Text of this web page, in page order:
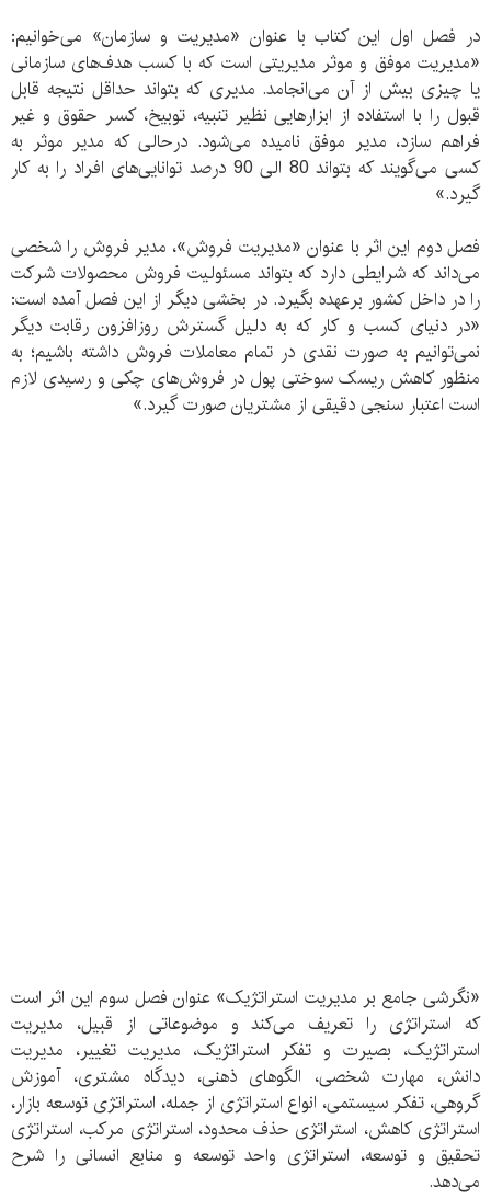
در فصل اول این کتاب با عنوان «مدیریت و سازمان» می‌خوانیم:
«مدیریت موفق و موثر مدیریتی است که با کسب هدف‌های سازمانی
یا چیزی بیش از آن می‌انجامد. مدیری که بتواند حداقل نتیجه قابل
قبول را با استفاده از ابزارهایی نظیر تنبیه، توبیخ، کسر حقوق و غیر
فراهم سازد، مدیر موفق نامیده می‌شود. درحالی که مدیر موثر به
کسی می‌گویند که بتواند 80 الی 90 درصد توانایی‌های افراد را به کار
گیرد.»
فصل دوم این اثر با عنوان «مدیریت فروش»، مدیر فروش را شخصی
می‌داند که شرایطی دارد که بتواند مسئولیت فروش محصولات شرکت
را در داخل کشور برعهده بگیرد. در بخشی دیگر از این فصل آمده است:
«در دنیای کسب و کار که به دلیل گسترش روزافزون رقابت دیگر
نمی‌توانیم به صورت نقدی در تمام معاملات فروش داشته باشیم؛ به
منظور کاهش ریسک سوختی پول در فروش‌های چکی و رسیدی لازم
است اعتبار سنجی دقیقی از مشتریان صورت گیرد.»
«نگرشی جامع بر مدیریت استراتژیک» عنوان فصل سوم این اثر است
که استراتژی را تعریف می‌کند و موضوعاتی از قبیل، مدیریت
استراتژیک، بصیرت و تفکر استراتژیک، مدیریت تغییر، مدیریت
دانش، مهارت شخصی، الگوهای ذهنی، دیدگاه مشتری، آموزش
گروهی، تفکر سیستمی، انواع استراتژی از جمله، استراتژی توسعه بازار،
استراتژی کاهش، استراتژی حذف محدود، استراتژی مرکب، استراتژی
تحقیق و توسعه، استراتژی واحد توسعه و منابع انسانی را شرح
می‌دهد.